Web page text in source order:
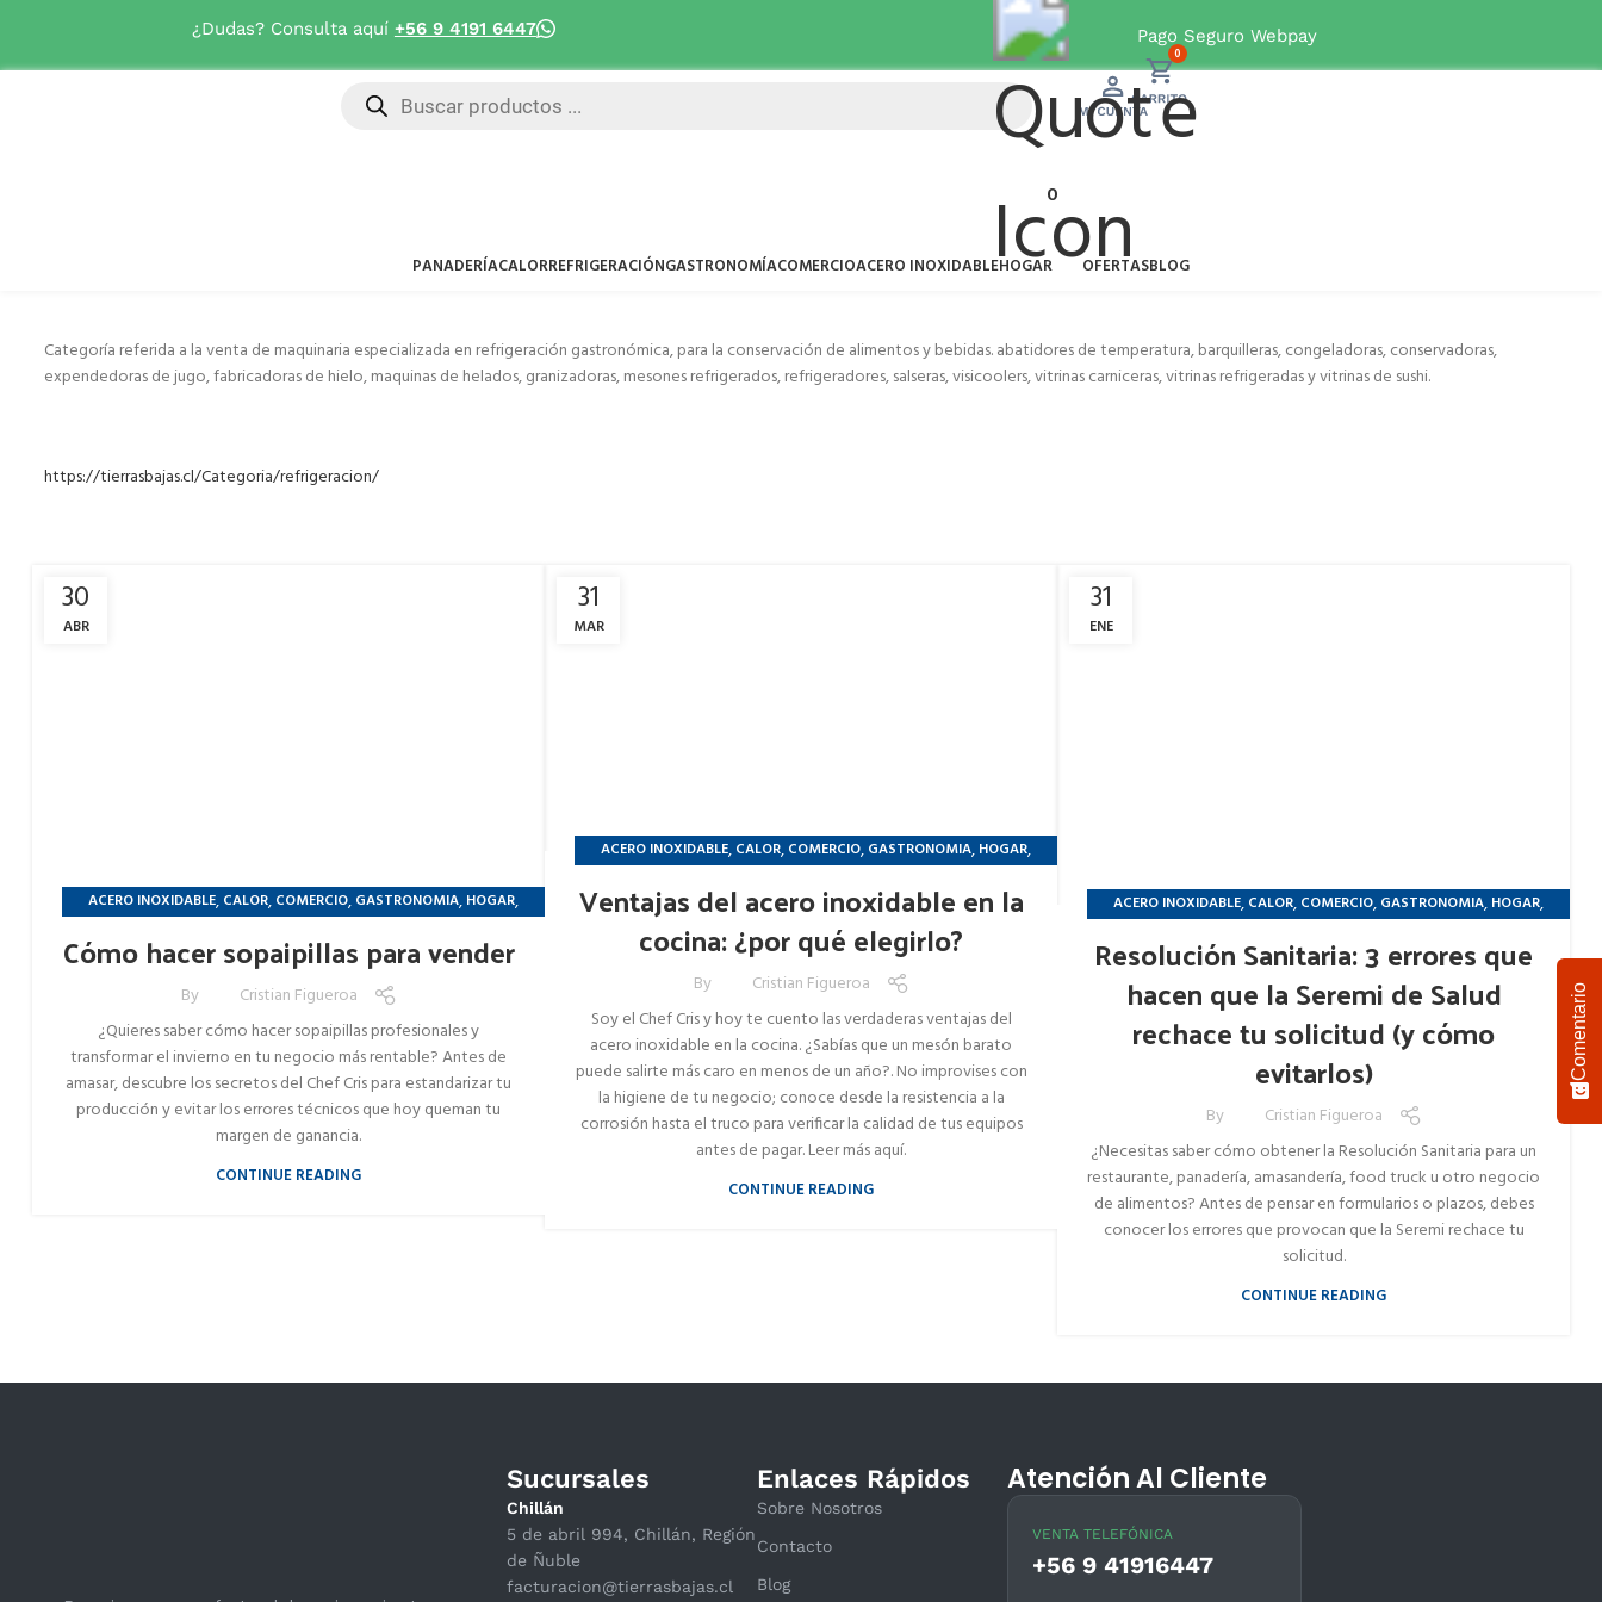
¿Dudas? Consulta aquí +56 9 4191 6447 Despacho 5 días hábiles desde Valparaíso a Los Lagos
Pago Seguro Webpay
0
0
PANADERÍACALORREFRIGERACIÓNGASTRONOMÍACOMERCIOACERO INOXIDABLEHOGAR OFERTASBLOG
Categoría referida a la venta de maquinaria especializada en refrigeración gastronómica, para la conservación de alimentos y bebidas. abatidores de temperatura, barquilleras, congeladoras, conservadoras,
expendedoras de jugo, fabricadoras de hielo, maquinas de helados, granizadoras, mesones refrigerados, refrigeradores, salseras, visicoolers, vitrinas carniceras, vitrinas refrigeradas y vitrinas de sushi.
https://tierrasbajas.cl/Categoria/refrigeracion/
30
ABR
ACERO INOXIDABLE, CALOR, COMERCIO, GASTRONOMIA, HOGAR,
Cómo hacer sopaipillas para vender
By
Cristian Figueroa
¿Quieres saber cómo hacer sopaipillas profesionales y
transformar el invierno en tu negocio más rentable? Antes de
amasar, descubre los secretos del Chef Cris para estandarizar tu
producción y evitar los errores técnicos que hoy queman tu
margen de ganancia.
CONTINUE READING
31
MAR
ACERO INOXIDABLE, CALOR, COMERCIO, GASTRONOMIA, HOGAR,
Ventajas del acero inoxidable en la
cocina: ¿por qué elegirlo?
By
Cristian Figueroa
Soy el Chef Cris y hoy te cuento las verdaderas ventajas del
acero inoxidable en la cocina. ¿Sabías que un mesón barato
puede salirte más caro en menos de un año?. No improvises con
la higiene de tu negocio; conoce desde la resistencia a la
corrosión hasta el truco para verificar la calidad de tus equipos
antes de pagar. Leer más aquí.
CONTINUE READING
31
ENE
ACERO INOXIDABLE, CALOR, COMERCIO, GASTRONOMIA, HOGAR,
Resolución Sanitaria: 3 errores que
hacen que la Seremi de Salud
rechace tu solicitud (y cómo
evitarlos)
By
Cristian Figueroa
¿Necesitas saber cómo obtener la Resolución Sanitaria para un
restaurante, panadería, amasandería, food truck u otro negocio
de alimentos? Antes de pensar en formularios o plazos, debes
conocer los errores que provocan que la Seremi rechace tu
solicitud.
CONTINUE READING
Sucursales
Chillán
5 de abril 994, Chillán, Región
de Ñuble
facturacion@tierrasbajas.cl
Enlaces Rápidos
Sobre Nosotros
Contacto
Blog
Atención Al Cliente
VENTA TELEFÓNICA
+56 9 41916447
Comentario